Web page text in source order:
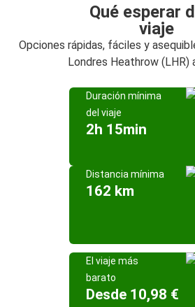
Qué esperar
viaje
Opciones rápidas, fáciles y
Londres Heathrow (LHR)
Duración mínima
del viaje
2h 15min
Distancia mínima
162 km
El viaje más
barato
Desde 10,98 €